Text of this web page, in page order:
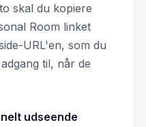
skal du kopiere
Room linket
URL'en, som du
til, når de
udseende